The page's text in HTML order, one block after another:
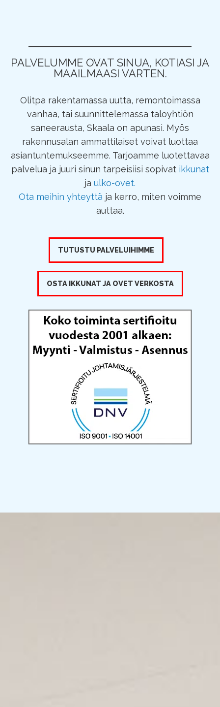
PALVELUMME OVAT SINUA, KOTIASI JA
MAAILMAASI VARTEN.
Olitpa rakentamassa uutta, remontoimassa
vanhaa, tai suunnittelemassa taloyhtiön
saneerausta, Skaala on apunasi. Myös
rakennusalan ammattilaiset voivat luottaa
asiantuntemukseemme. Tarjoamme luotettavaa
palvelua ja juuri sinun tarpeisiisi sopivat ikkunat
ja ulko-ovet.
Ota meihin yhteyttä ja kerro, miten voimme
auttaa.
TUTUSTU PALVELUIHIMME
OSTA IKKUNAT JA OVET VERKOSTA